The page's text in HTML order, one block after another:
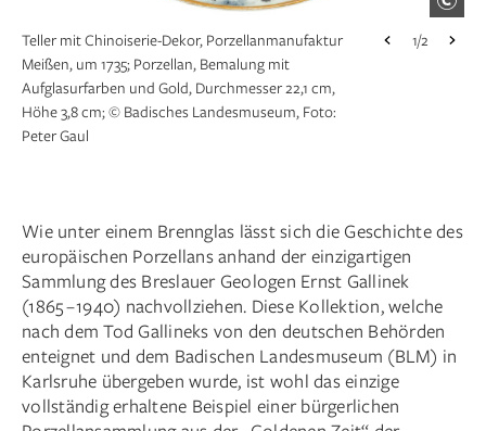
Teller mit Chinoiserie-Dekor, Porzellanmanufaktur
Meißen, um 1735; Porzellan, Bemalung mit
Aufglasurfarben und Gold, Durchmesser 22,1 cm,
Höhe 3,8 cm; © Badisches Landesmuseum, Foto:
Peter Gaul
1/2
Knabe als Steinhauer (Modell Nr. 321), modelliert
von Carl Gottlieb Schubert, Porzellanmanufaktur
Fürstenberg, 1778; Porzellan, Bemalung:
Aufglasurfarben und Gold, Höhe 10,9 cm, Breite 8,6
cm; © Badisches Landesmuseum, Foto: Peter Gaul
1/2
Wie unter einem Brennglas lässt sich die Geschichte des
europäischen Porzellans anhand der einzigartigen
Sammlung des Breslauer Geologen Ernst Gallinek
(1865 – 1940) nachvollziehen. Diese Kollektion, welche
nach dem Tod Gallineks von den deutschen Behörden
enteignet und dem Badischen Landesmuseum (BLM) in
Karlsruhe übergeben wurde, ist wohl das einzige
vollständig erhaltene Beispiel einer bürgerlichen